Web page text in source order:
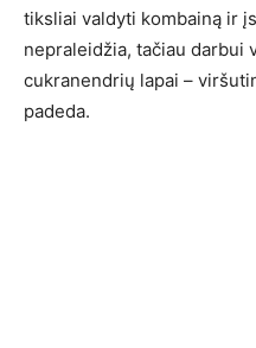
tiksliai valdyti kombainą ir
nepraleidžia, tačiau darbui
cukranendrių lapai –
padeda.